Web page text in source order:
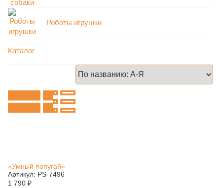
Роботы игрушки
Каталог
«Умный попугай»
Артикул: PS-7496
1 790 ₽